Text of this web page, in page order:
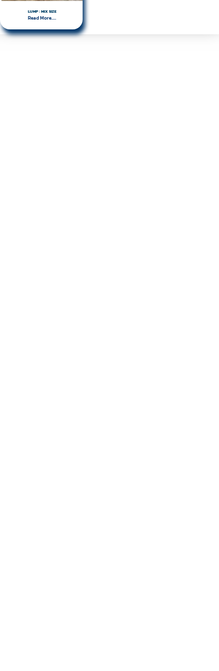
LUMP : MIX SIZE
Read More.....